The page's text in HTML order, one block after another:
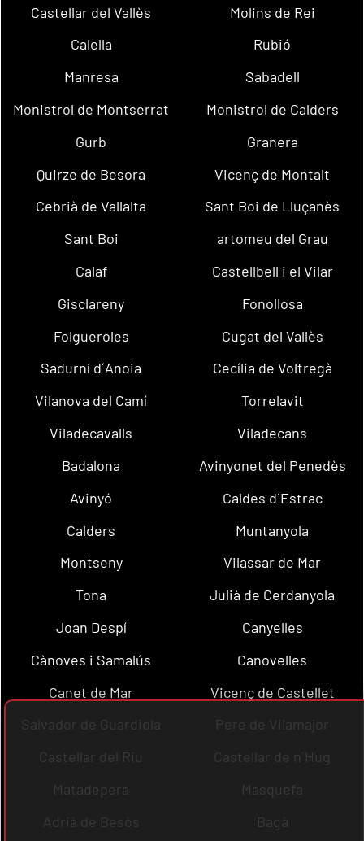
Castellar del Vallès
Molins de Rei
Calella
Rubió
Manresa
Sabadell
Monistrol de Montserrat
Monistrol de Calders
Gurb
Granera
Quirze de Besora
Vicenç de Montalt
Cebrià de Vallalta
Sant Boi de Lluçanès
Sant Boi
artomeu del Grau
Calaf
Castellbell i el Vilar
Gisclareny
Fonollosa
Folgueroles
Cugat del Vallès
Sadurní d´Anoia
Cecília de Voltregà
Vilanova del Camí
Torrelavit
Viladecavalls
Viladecans
Badalona
Avinyonet del Penedès
Avinyó
Caldes d´Estrac
Calders
Muntanyola
Montseny
Vilassar de Mar
Tona
Julià de Cerdanyola
Joan Despí
Canyelles
Cànoves i Samalús
Canovelles
Canet de Mar
Vicenç de Castellet
Salvador de Guardiola
Pere de Vilamajor
Castellar del Riu
Castellar de n´Hug
Matadepera
Masquefa
Adrià de Besòs
Bagà